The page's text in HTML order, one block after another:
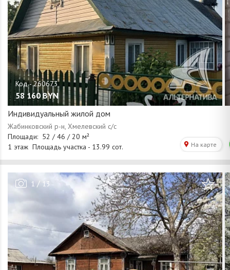
58 160 BYN
Индивидуальный жилой дом
1 /13